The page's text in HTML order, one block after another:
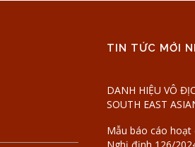
TIN TỨC MỚI
DANH HIỆU VÔ
SOUTH EAST
Mẫu báo cáo hoạt